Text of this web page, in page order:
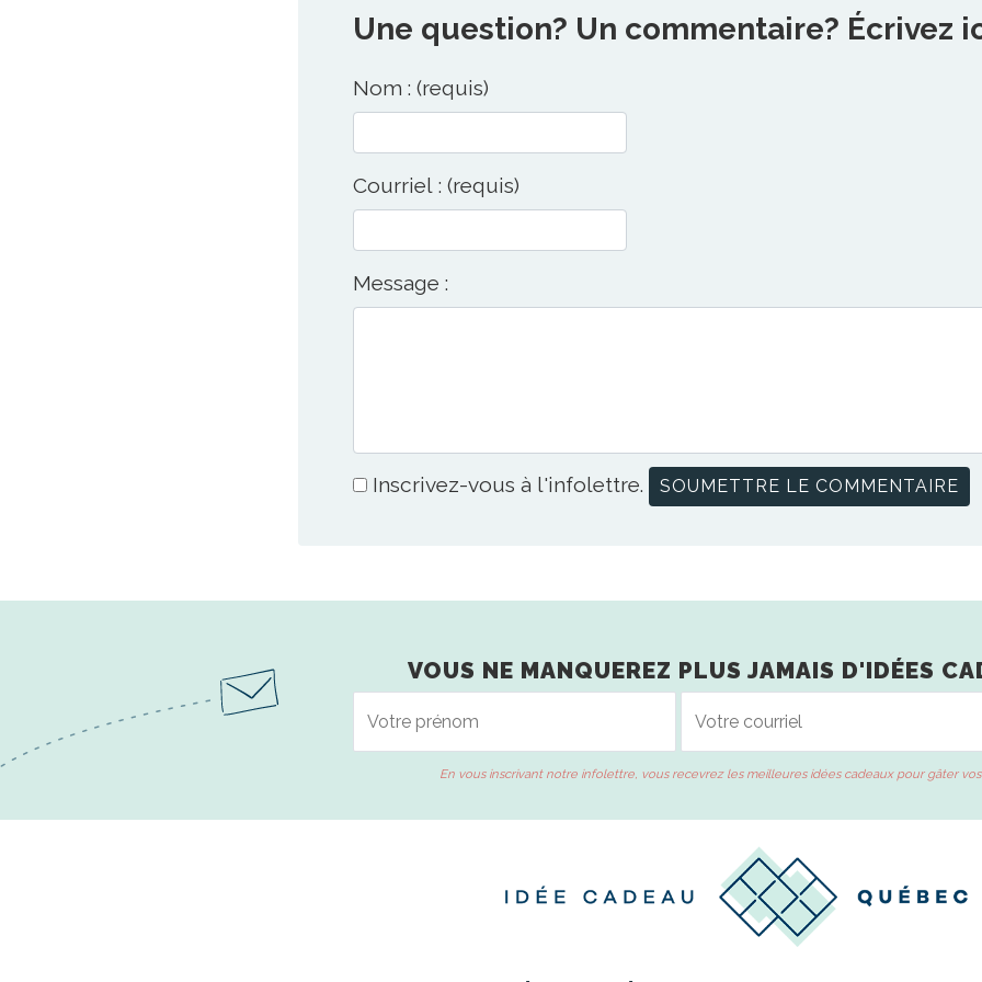
Une question? Un commentaire? Écrivez
Nom : (requis)
Courriel : (requis)
Message :
Inscrivez-vous à l'infolettre.
VOUS NE MANQUEREZ PLUS JAMAIS D'IDÉES
En vous inscrivant notre infolettre, vous recevrez les meilleures idées cadeaux pour gâter